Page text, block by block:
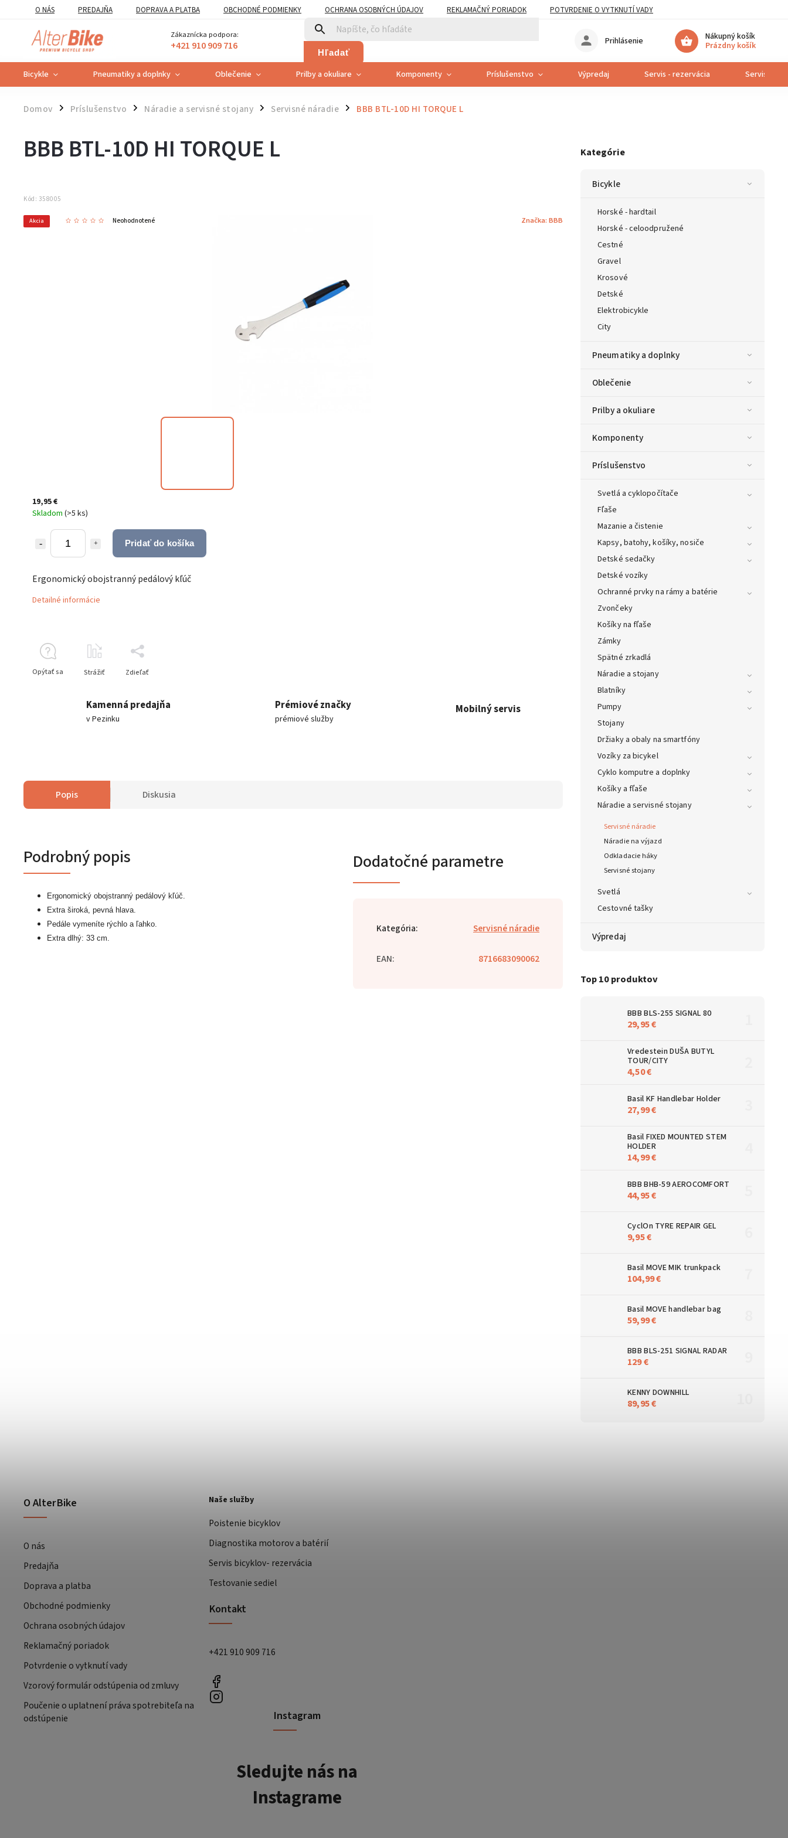
O NÁS PREDAJŇA DOPRAVA A PLATBA OBCHODNÉ PODMIENKY OCHRANA OSOBNÝCH ÚDAJOV REKLAMAČNÝ PORIADOK
POTVRDENIE O VYTKNUTÍ VADY
POUČENIE O UPLATNENÍ PRÁVA SPOTREBITEĽA NA ODSTÚPENIE
Zákaznícka podpora:
+421 910 909 716 Hľadať
Nákupný košík
Prázdny košík
Prihlásenie
Bicykle Pneumatiky a doplnky Oblečenie Prilby a okuliare Komponenty Príslušenstvo Výpredaj Servis - rezervácia Servis
Domov / Príslušenstvo / Náradie a servisné stojany / Servisné náradie / BBB BTL-10D HI TORQUE L
Kategórie
Bicykle
Horské - hardtail
Horské - celoodpružené
Cestné
Gravel
Krosové
Detské
Elektrobicykle
City
Pneumatiky a doplnky
Oblečenie
Prilby a okuliare
Komponenty
Príslušenstvo
Svetlá a cyklopočítače
Fľaše
Mazanie a čistenie
Kapsy, batohy, košíky, nosiče
Detské sedačky
Detské vozíky
Ochranné prvky na rámy a batérie
Zvončeky
Košíky na fľaše
Zámky
Spätné zrkadlá
Náradie a stojany
Blatníky
Pumpy
Stojany
Držiaky a obaly na smartfóny
Vozíky za bicykel
Cyklo komputre a doplnky
Košíky a fľaše
Náradie a servisné stojany
Servisné náradie
Náradie na výjazd
Odkladacie háky
Servisné stojany
Svetlá
Cestovné tašky
Výpredaj
Top 10 produktov
BBB BLS-255 SIGNAL 80
29,95 €
Vredestein DUŠA BUTYL
TOUR/CITY
4,50 €
Basil KF Handlebar Holder
27,99 €
Basil FIXED MOUNTED STEM
HOLDER
14,99 €
BBB BHB-59 AEROCOMFORT
44,95 €
CyclOn TYRE REPAIR GEL
9,95 €
Basil MOVE MIK trunkpack
104,99 €
Basil MOVE handlebar bag
59,99 €
BBB BLS-251 SIGNAL RADAR
129 €
KENNY DOWNHILL
89,95 €
BBB BTL-10D HI TORQUE L
Kód: 358005
Akcia Neohodnotené Značka: BBB
19,95 €
Skladom (>5 ks)
Pridať do košíka
Ergonomický obojstranný pedálový kľúč
Detailné informácie
Opýtať sa Strážiť Zdieľať
Kamenná predajňa
v Pezinku
Prémiové značky
prémiové služby
Mobilný servis
Popis Diskusia
Podrobný popis
Ergonomický obojstranný pedálový kľúč.
Extra široká, pevná hlava.
Pedále vymeníte rýchlo a ľahko.
Extra dlhý: 33 cm.
Dodatočné parametre
Kategória: Servisné náradie
EAN: 8716683090062
O AlterBike
O nás
Predajňa
Doprava a platba
Obchodné podmienky
Ochrana osobných údajov
Reklamačný poriadok
Potvrdenie o vytknutí vady
Vzorový formulár odstúpenia od zmluvy
Poučenie o uplatnení práva spotrebiteľa na
odstúpenie
Naše služby
Poistenie bicyklov
Diagnostika motorov a batérií
Servis bicyklov- rezervácia
Testovanie sediel
Kontakt
+421 910 909 716
Instagram
Sledujte nás na
Instagrame